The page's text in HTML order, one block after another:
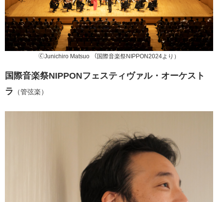
🄫Junichiro Matsuo （国際音楽祭NIPPON2024より）
国際音楽祭NIPPONフェスティヴァル・オーケスト
ラ
（管弦楽）